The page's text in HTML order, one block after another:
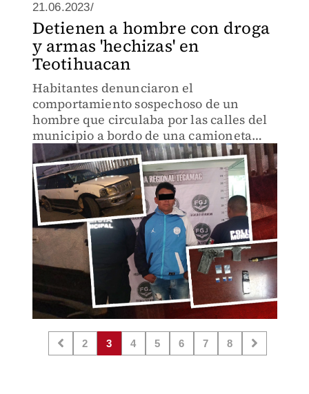
21.06.2023/
Detienen a hombre con droga
y armas 'hechizas' en
Teotihuacan
Habitantes denunciaron el
comportamiento sospechoso de un
hombre que circulaba por las calles del
municipio a bordo de una camioneta
blanca Ford.
2 3 4 5 6 7 8